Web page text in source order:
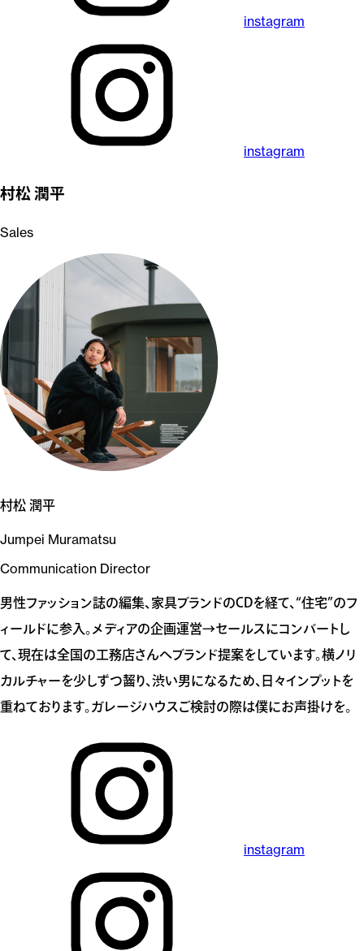
instagram
instagram
村松 潤平
Sales
村松 潤平
Jumpei Muramatsu
Communication Director
男性ファッション誌の編集、家具ブランドのCDを経て、“住宅”のフ
ィールドに参入。メディアの企画運営→セールスにコンバートし
て、現在は全国の工務店さんへブランド提案をしています。横ノリ
カルチャーを少しずつ齧り、渋い男になるため、日々インプットを
重ねております。ガレージハウスご検討の際は僕にお声掛けを。
instagram